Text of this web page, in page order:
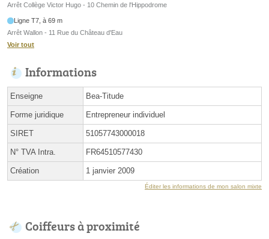
Arrêt Collège Victor Hugo - 10 Chemin de l'Hippodrome
Ligne T7, à 69 m
Arrêt Wallon - 11 Rue du Château d'Eau
Voir tout
Informations
Enseigne Bea-Titude
Forme juridique Entrepreneur individuel
SIRET 51057743000018
N° TVA Intra. FR64510577430
Création 1 janvier 2009
Éditer les informations de mon salon mixte
Coiffeurs à proximité